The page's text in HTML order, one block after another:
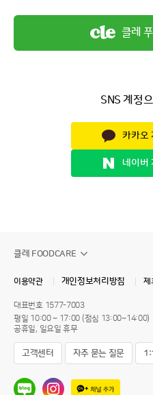
클레
SNS 계정
카카오
네이버
클레 FOODCARE
이용약관 개인정보처리방침 제
대표번호 1577-7003
평일 10:00 ~ 17:00 (점심 13:00~14:00)
공휴일, 일요일 휴무
고객센터 자주 묻는 질문